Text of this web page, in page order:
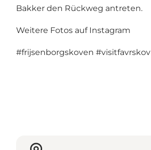
Bakker den Rückweg antreten.
Weitere Fotos auf Instagram
#frijsenborgskoven #visitfavrskov